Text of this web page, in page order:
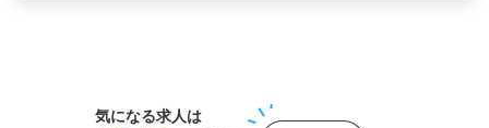
気になる求人は